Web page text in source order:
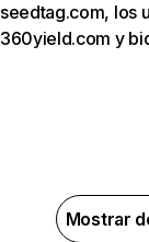
seedtag.com, los
360yield.com y
Mostrar